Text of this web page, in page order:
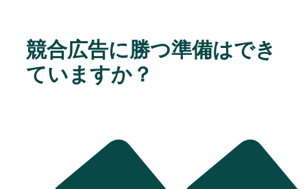
競合広告に勝つ準備はでき
ていますか？